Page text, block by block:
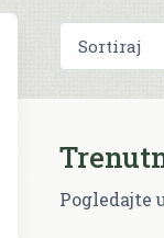
Pogledajte